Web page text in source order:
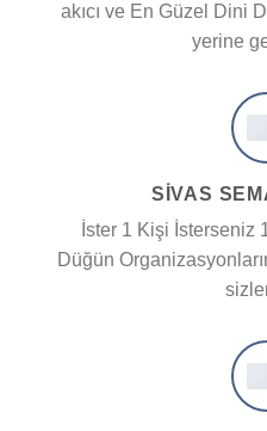
akıcı ve En Güzel Dini
yerine
SİVAS
İster 1 Kişi İsterseniz
Düğün